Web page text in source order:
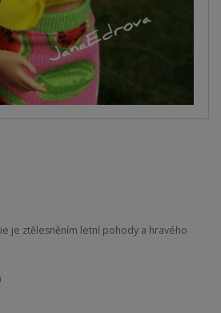
je ztělesněním letní pohody a hravého